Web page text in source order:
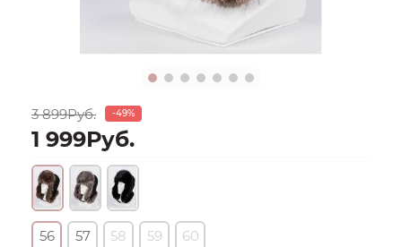
3 899Руб. -49%
1 999Руб.
56 57 58 59 60